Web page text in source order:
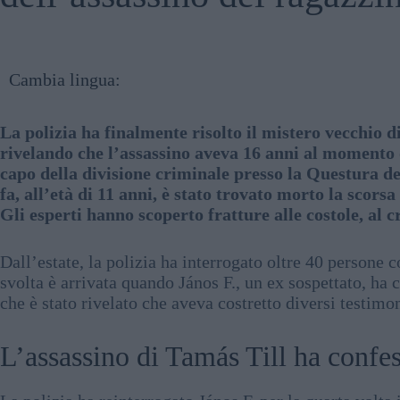
Cambia lingua:
La polizia ha finalmente risolto il mistero vecchio
rivelando che l’assassino aveva 16 anni al
capo della divisione criminale presso la Questura
fa, all’età di 11 anni, è stato trovato morto la
Gli esperti hanno scoperto fratture alle costole, al
Dall’estate, la polizia ha interrogato oltre 40 persone
svolta è arrivata quando János F., un ex sospettato,
che è stato rivelato che aveva costretto diversi
L’assassino di Tamás Till ha